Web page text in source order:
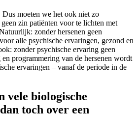
moeten we het ook niet zo
zin patiënten voor te lichten met
zonder hersenen geen
alle psychische ervaringen, gezond en
zonder psychische ervaring geen
programmering van de hersenen wordt
ervaringen – vanaf de periode in de
vele biologische
toch over een